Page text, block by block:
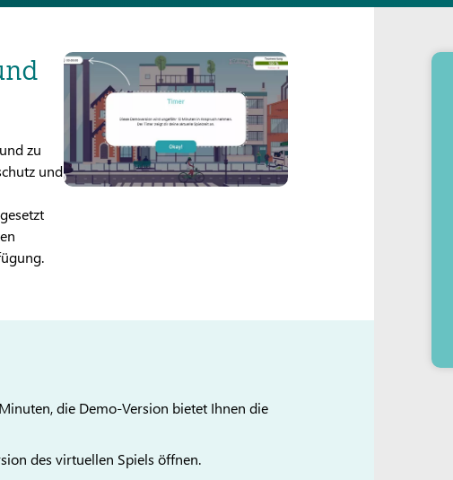
zu
und
die Demo-Version bietet Ihnen die
des virtuellen Spiels öffnen.